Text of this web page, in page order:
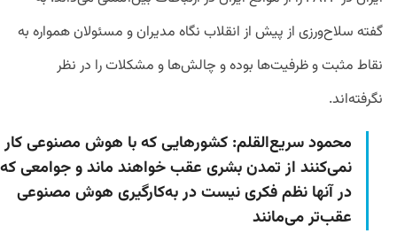
گفته سلاح‌ورزی از پیش از انقلاب نگاه مدیران و مسئولان همواره به
نقاط مثبت و ظرفیت‌ها بوده و چالش‌ها و مشکلات را در نظر
نگرفته‌اند.
محمود سریع‌القلم: کشورهایی که با هوش مصنوعی کار
نمی‌کنند از تمدن بشری عقب خواهند ماند و جوامعی که
در آنها نظم فکری نیست در به‌کارگیری هوش مصنوعی
عقب‌تر می‌مانند